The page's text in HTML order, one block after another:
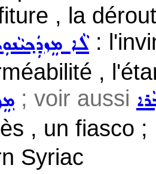
, la
ܠܵܐ:
,
; voir aussi
, un fiasco ;
Syriac